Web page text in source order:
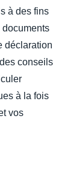
à des fins
déclaration
conseils
à la fois
vos